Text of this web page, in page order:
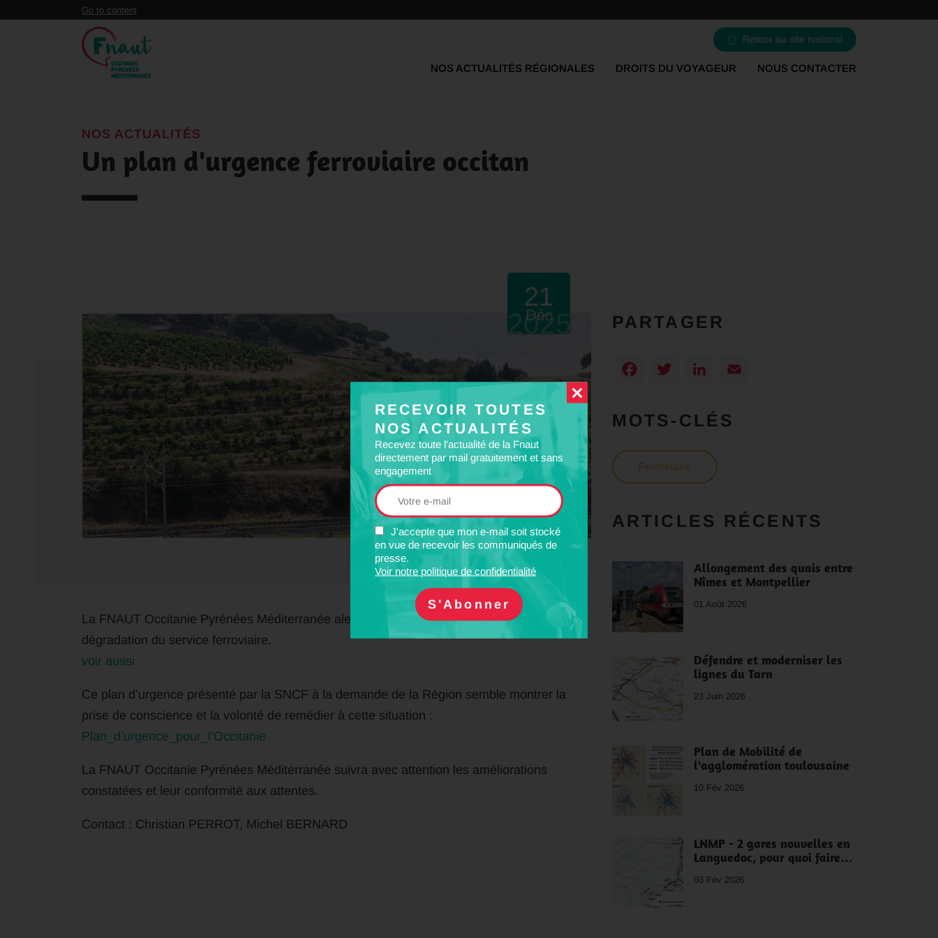
Panneau de gestion des cookies
RECEVOIR TOUTES
NOS ACTUALITÉS
Recevez toute l'actualité de la Fnaut
directement par mail gratuitement et sans
engagement
J'accepte que mon e-mail soit stocké
en vue de recevoir les communiqués de
presse.
Voir notre politique de confidentialité
Go to content
Retour au site national
NOS ACTUALITÉS RÉGIONALES DROITS DU VOYAGEUR NOUS CONTACTER
NOS ACTUALITÉS
Un plan d'urgence ferroviaire occitan
21
Déc
2025
La FNAUT Occitanie Pyrénées Méditerranée alertait, depuis plusieurs mois, de la
dégradation du service ferroviaire.
voir aussi
Ce plan d’urgence présenté par la SNCF à la demande de la Région semble montrer la
prise de conscience et la volonté de remédier à cette situation :
Plan_d’urgence_pour_l’Occitanie
La FNAUT Occitanie Pyrénées Méditerranée suivra avec attention les améliorations
constatées et leur conformité aux attentes.
Contact : Christian PERROT, Michel BERNARD
PARTAGER
Facebook
TwitterLinkedIn
MOTS-CLÉS
Ferroviaire
ARTICLES RÉCENTS
Allongement des quais entre
Nîmes et Montpellier
01 Août 2026
Défendre et moderniser les
lignes du Tarn
23 Juin 2026
Plan de Mobilité de
l'agglomération toulousaine
10 Fév 2026
LNMP - 2 gares nouvelles en
Languedoc, pour quoi faire…
03 Fév 2026